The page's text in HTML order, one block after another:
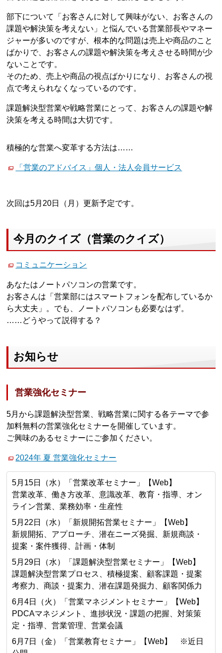
部下について「お客さんに対して興味がない、お客さんの
課題や解決策を考えない」と悩んでいる営業部長やマネー
ジャーが多いのですが、根本的な問題は売上や商品のこと
ばかりで、お客さんの課題や解決策を考えさせる時間が少
ないことです。
そのため、売上や商品の視点ばかりになり、お客さんの視
点で考えられなくなっているのです。
課題解決型営業や戦略営業にとって、お客さんの課題や解
決策を考える時間は大切です。
積極的な営業へ変革する方法は……
「営業のアドバイス」個人・法人会員サービス
次回は5月20日（月）更新予定です。
今月のクイズ（営業のクイズ）
コミュニケーション
あなたはノートパソコンの営業です。
お客さんは「営業部にはスマートフォンを配布しているか
ら大丈夫」。でも、ノートパソコンも必要なはず。
……どうやって説得する？
お知らせ
営業強化セミナー
5月から課題解決型営業、戦略営業に関する各テーマで参
加料無料の営業強化セミナーを開催しています。
ご興味のあるセミナーにご参加ください。
2024年 夏 営業強化セミナー
5月15日（水）「営業改革セミナー」【Web】
営業改革、働き方改革、意識改革、教育・指導、オン
ライン営業、業務効率・生産性
5月22日（水）「新規開拓営業セミナー」【Web】
新規開拓、アプローチ、潜在ニーズ発掘、新規商談・
提案・案件獲得、計画・体制
5月29日（水）「課題解決型営業セミナー」【Web】
課題解決型営業プロセス、積極提案、顧客課題・提案
考察力、商談・提案力、潜在課題発掘力、顧客関係力
6月4日（火）「営業マネジメントセミナー」【Web】
PDCAマネジメント、進捗状況・課題の把握、対策策
定・指導、営業管理、営業会議
6月7日（金）「営業教育セミナー」【Web】 ※近日